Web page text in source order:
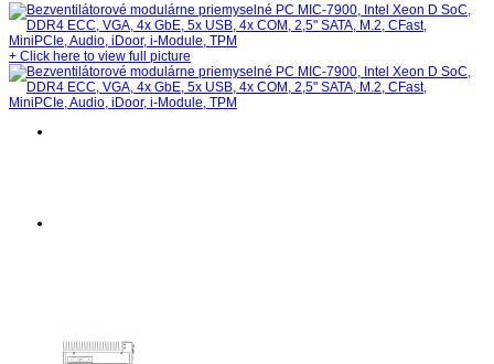
+ Click here to view full picture